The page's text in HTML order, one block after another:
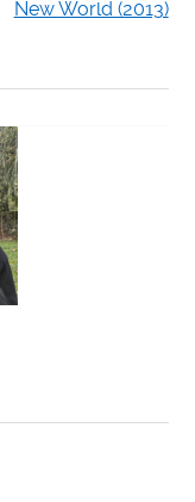
New World (2013)